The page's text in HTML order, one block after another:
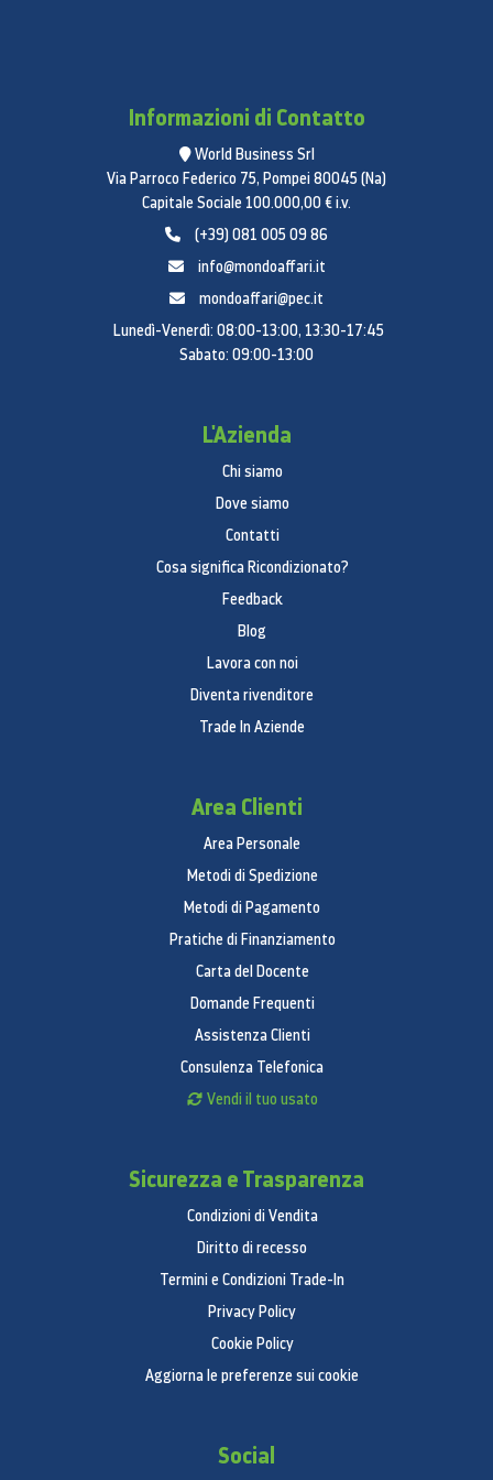
Informazioni di Contatto
World Business Srl
Via Parroco Federico 75, Pompei 80045 (Na)
Capitale Sociale 100.000,00 € i.v.
(+39) 081 005 09 86
info@mondoaffari.it
mondoaffari@pec.it
Lunedì-Venerdì: 08:00-13:00, 13:30-17:45
Sabato: 09:00-13:00
L'Azienda
Chi siamo
Dove siamo
Contatti
Cosa significa Ricondizionato?
Feedback
Blog
Lavora con noi
Diventa rivenditore
Trade In Aziende
Area Clienti
Area Personale
Metodi di Spedizione
Metodi di Pagamento
Pratiche di Finanziamento
Carta del Docente
Domande Frequenti
Assistenza Clienti
Consulenza Telefonica
Vendi il tuo usato
Sicurezza e Trasparenza
Condizioni di Vendita
Diritto di recesso
Termini e Condizioni Trade-In
Privacy Policy
Cookie Policy
Aggiorna le preferenze sui cookie
Social